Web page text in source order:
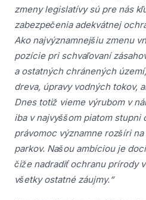
zmeny legislatívy sú pre nás
zabezpečenia adekvátnej
Ako najvýznamnejšiu zmenu
pozície pri schvaľovaní
a ostatných chránených
dreva, úpravy vodných tokov,
Dnes totiž vieme výrubom v
iba v najvyššom piatom stupni
právomoc významne rozšíri
parkov. Našou ambíciou je
čiže nadradiť ochranu prírody
všetky ostatné záujmy.“